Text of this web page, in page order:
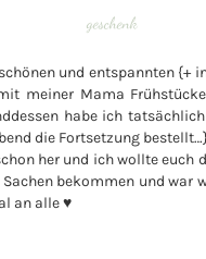
geschenk
und entspannten {+
meiner Mama
habe ich
die Fortsetzung
her und ich wollte euch
Sachen bekommen und
an alle ♥